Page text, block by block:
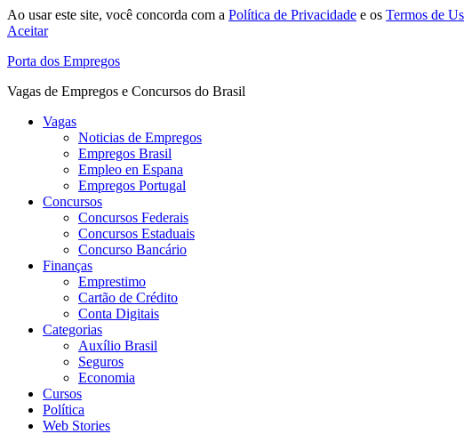
Ao usar este site, você concorda com a Política de Privacidade e os Termos de
Aceitar
Porta dos Empregos
Vagas de Empregos e Concursos do Brasil
Vagas
Noticias de Empregos
Empregos Brasil
Empleo en Espana
Empregos Portugal
Concursos
Concursos Federais
Concursos Estaduais
Concurso Bancário
Finanças
Emprestimo
Cartão de Crédito
Conta Digitais
Categorias
Auxílio Brasil
Seguros
Economia
Cursos
Política
Web Stories